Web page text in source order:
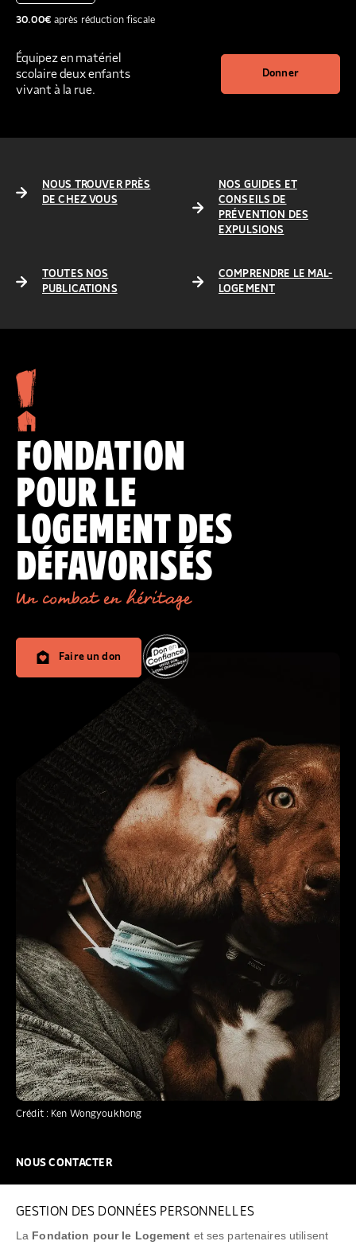
GESTION DES DONNÉES PERSONNELLES
La Fondation pour le Logement et ses partenaires utilisent
30.00€après réduction fiscale
Équipez en matériel
scolaire deux enfants
vivant à la rue.
Donner
NOUS TROUVER PRÈS
DE CHEZ VOUS
NOS GUIDES ET
CONSEILS DE
PRÉVENTION DES
EXPULSIONS
TOUTES NOS
PUBLICATIONS
COMPRENDRE LE MAL-
LOGEMENT
Crédit : Ken Wongyoukhong
FONDATION
POUR LE
LOGEMENT DES
DÉFAVORISÉS
Un combat en héritage
Faire un don
NOUS CONTACTER
FAQ
NEWSLETTER